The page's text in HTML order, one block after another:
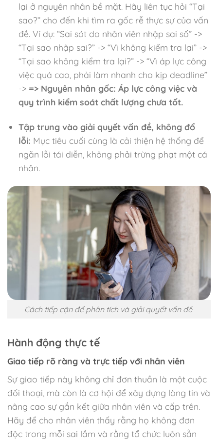
lại ở nguyên nhân bề mặt. Hãy liên tục hỏi “Tại
sao?” cho đến khi tìm ra gốc rễ thực sự của vấn
đề. Ví dụ: “Sai sót do nhân viên nhập sai số” ->
“Tại sao nhập sai?” -> “Vì không kiểm tra lại” ->
“Tại sao không kiểm tra lại?” -> “Vì áp lực công
việc quá cao, phải làm nhanh cho kịp deadline”
-> => Nguyên nhân gốc: Áp lực công việc và
quy trình kiểm soát chất lượng chưa tốt.
Tập trung vào giải quyết vấn đề, không đổ
lỗi: Mục tiêu cuối cùng là cải thiện hệ thống để
ngăn lỗi tái diễn, không phải trừng phạt một cá
nhân.
Cách tiếp cận để phân tích và giải quyết vấn đề
Hành động thực tế
Giao tiếp rõ ràng và trực tiếp với nhân viên
Sự giao tiếp này không chỉ đơn thuần là một cuộc
đối thoại, mà còn là cơ hội để xây dựng lòng tin và
nâng cao sự gắn kết giữa nhân viên và cấp trên.
Hãy để cho nhân viên thấy rằng họ không đơn
độc trong mỗi sai lầm và rằng tổ chức luôn sẵn